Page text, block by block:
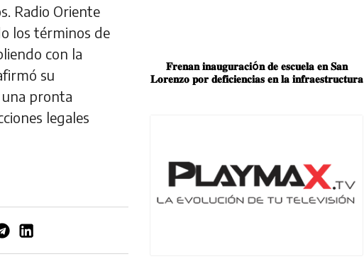
Radio Oriente
los términos de
con la
su
pronta
legales
𝐅𝐫𝐞𝐧𝐚𝐧 𝐢𝐧𝐚𝐮𝐠𝐮𝐫𝐚𝐜𝐢ó𝐧 𝐝𝐞 𝐞𝐬𝐜𝐮𝐞𝐥𝐚 𝐞𝐧 𝐒𝐚𝐧
𝐋𝐨𝐫𝐞𝐧𝐳𝐨 𝐩𝐨𝐫 𝐝𝐞𝐟𝐢𝐜𝐢𝐞𝐧𝐜𝐢𝐚𝐬 𝐞𝐧 𝐥𝐚 𝐢𝐧𝐟𝐫𝐚𝐞𝐬𝐭𝐫𝐮𝐜𝐭𝐮𝐫𝐚